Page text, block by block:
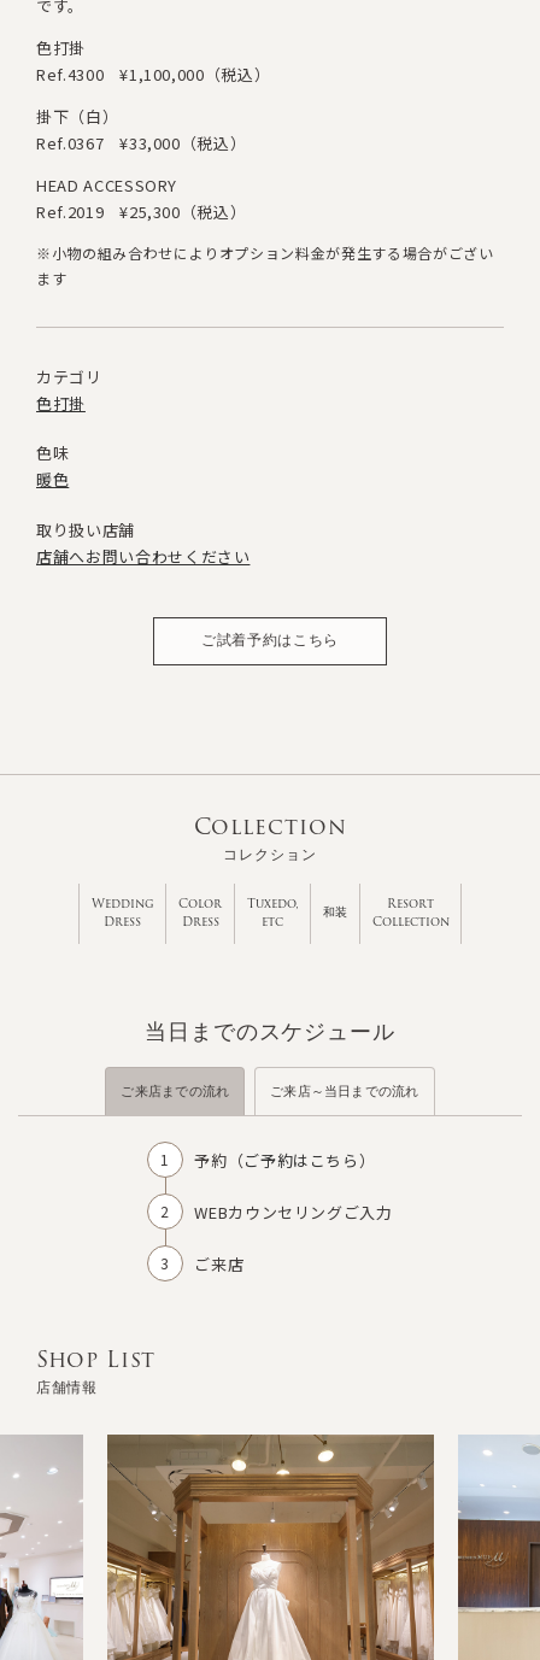
です。
色打掛
Ref.4300
¥1,100,000（税込）
掛下（白）
Ref.0367
¥33,000（税込）
HEAD ACCESSORY
Ref.2019
¥25,300（税込）
※小物の組み合わせによりオプション料金が発生する場合がござい
ます
カテゴリ
色打掛
色味
暖色
取り扱い店舗
店舗へお問い合わせください
ご試着予約はこちら
Collection
コレクション
Wedding
Dress
Color
Dress
Tuxedo,
etc
和装
Resort
Collection
当日までのスケジュール
ご来店までの流れ ご来店～当日までの流れ
予約（ご予約はこちら）
WEBカウンセリングご入力
ご来店
Shop List
店舗情報